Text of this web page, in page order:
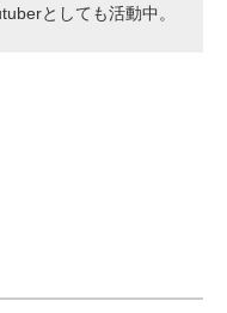
としても活動中。